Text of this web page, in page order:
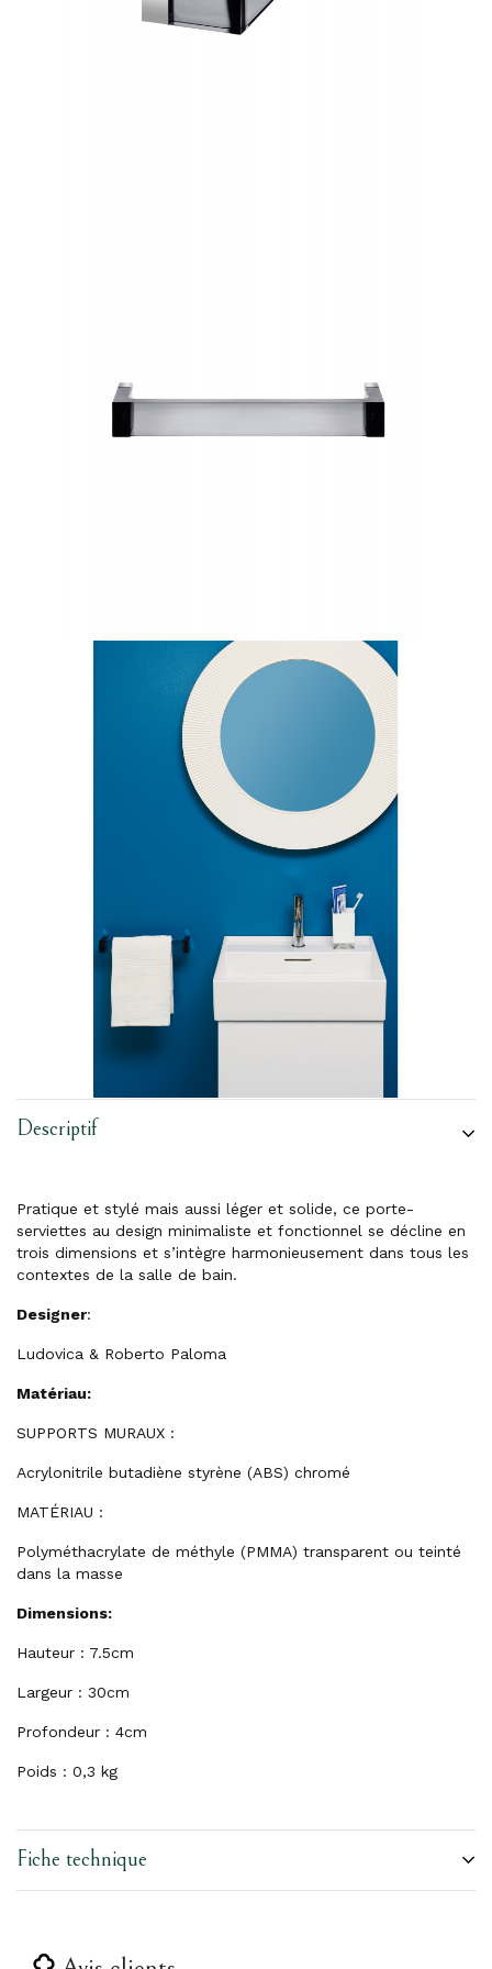
Descriptif
Pratique et stylé mais aussi léger et solide, ce porte-
serviettes au design minimaliste et fonctionnel se décline en
trois dimensions et s’intègre harmonieusement dans tous les
contextes de la salle de bain.
Designer:
Ludovica & Roberto Paloma
Matériau:
SUPPORTS MURAUX :
Acrylonitrile butadiène styrène (ABS) chromé
MATÉRIAU :
Polyméthacrylate de méthyle (PMMA) transparent ou teinté
dans la masse
Dimensions:
Hauteur : 7.5cm
Largeur : 30cm
Profondeur : 4cm
Poids : 0,3 kg
Fiche technique